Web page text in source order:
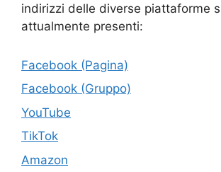
indirizzi delle diverse piattaforme
attualmente presenti:
Facebook (Pagina)
Facebook (Gruppo)
YouTube
TikTok
Amazon